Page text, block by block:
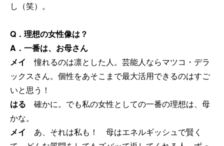
し（笑）。
Q．理想の女性像は？
A．一番は、お母さん
メイ 憧れるのは凛とした人。芸能人ならマツコ・デラ
ックスさん。個性をあそこまで最大活用できるのはすご
いと思う！
はる 確かに。でも私の女性としての一番の理想は、母
かな。
メイ あ、それは私も！ 母はエネルギッシュで賢く